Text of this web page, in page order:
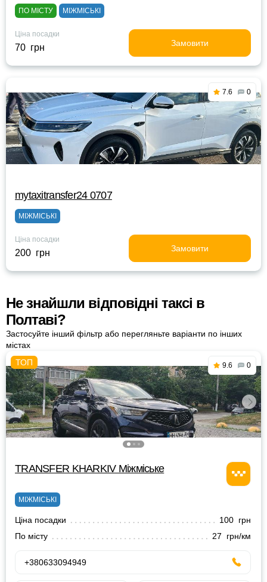
ПО МІСТУ МІЖМІСЬКІ
Ціна посадки
70 грн Замовити
7.6 0
mytaxitransfer24 0707
МІЖМІСЬКІ
Ціна посадки
200 грн Замовити
Не знайшли відповідні таксі в
Полтаві?
Застосуйте інший фільтр або перегляньте варіанти по інших
містах
9.6 0
TRANSFER KHARKIV Міжміське
МІЖМІСЬКІ
Ціна посадки
100 грн
По місту
27 грн/км
+380633094949